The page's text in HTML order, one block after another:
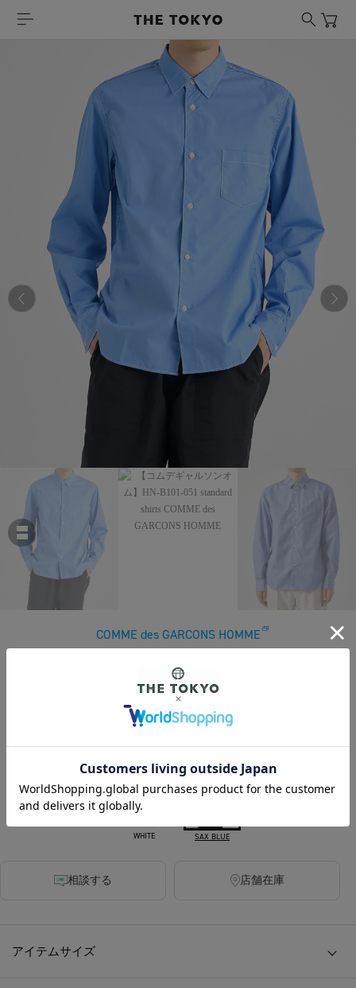
COMME des GARCONS HOMME
￥31,900税込
290ポイント付与
カラー
WHITE SAX BLUE
相談する 店舗在庫
アイテムサイズ